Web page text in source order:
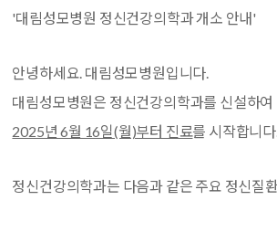
'대림성모병원 정신건강의학과 개소 안내'
안녕하세요. 대림성모병원입니다.
대림성모병원은 정신건강의학과를 신설하여
2025년 6월 16일(월)부터 진료를 시작합니
정신건강의학과는 다음과 같은 주요 정신질